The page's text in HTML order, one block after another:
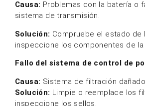
servicio
barredoras
Si bien el mantenimiento básico
internamente, se recomienda el
en las siguientes situaciones:
Problemas del sistema